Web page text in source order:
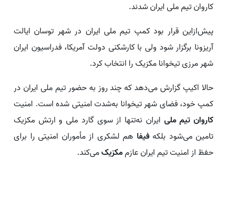
کاروان تیم ملی ایران شدند.
پیش‌ازاین قرار بود کمپ تیم ملی ایران در شهر توسان ایالت
آریزونا برگزار شود ولی با کارشکنی دولت آمریکا، فدراسیون ایران
شهر مرزی تیخوانا مکزیک را انتخاب کرد.
حالا اکیپ گزارش می‌دهد که چند روز به حضور تیم ملی ایران در
کمپ خود، فضای شهر تیخوانا به‌شدت امنیتی شده است. امنیت
کاروان تیم ملی ایران نه‌تنها از سوی گارد ملی و ارتش مکزیک
تامین می‌شود بلکهفیفا هم لشکری از مأموران امنیتی را برای
حفظ از امنیت تیم ایران عازممکزیکمی‌کند.